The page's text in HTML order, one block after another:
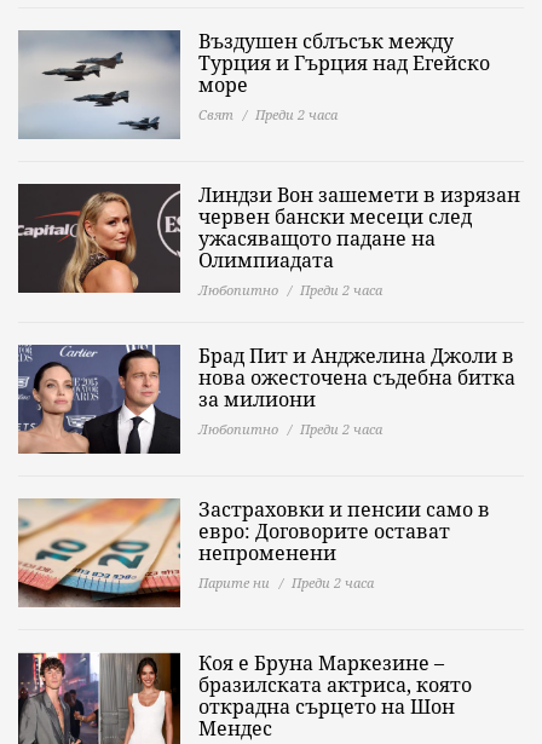
Въздушен сблъсък между
Турция и Гърция над Егейско
море
Свят Преди 2 часа
Линдзи Вон зашемети в изрязан
червен бански месеци след
ужасяващото падане на
Олимпиадата
Любопитно Преди 2 часа
Брад Пит и Анджелина Джоли в
нова ожесточена съдебна битка
за милиони
Любопитно Преди 2 часа
Застраховки и пенсии само в
евро: Договорите остават
непроменени
Парите ни Преди 2 часа
Коя е Бруна Маркезине –
бразилската актриса, която
открадна сърцето на Шон
Мендес